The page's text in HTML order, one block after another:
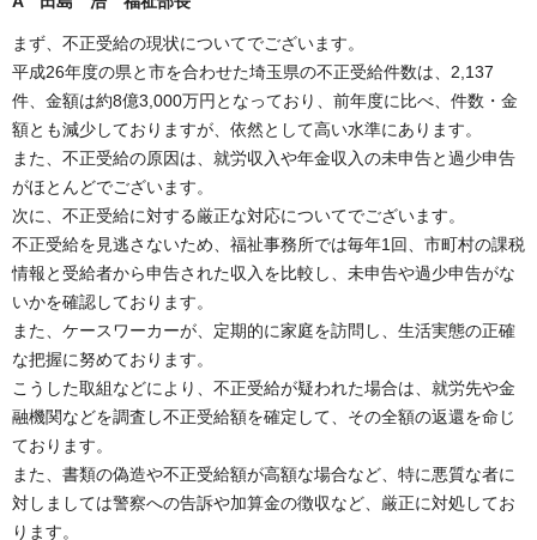
まず、不正受給の現状についてでございます。
平成26年度の県と市を合わせた埼玉県の不正受給件数は、2,137
件、金額は約8億3,000万円となっており、前年度に比べ、件数・金
額とも減少しておりますが、依然として高い水準にあります。
また、不正受給の原因は、就労収入や年金収入の未申告と過少申告
がほとんどでございます。
次に、不正受給に対する厳正な対応についてでございます。
不正受給を見逃さないため、福祉事務所では毎年1回、市町村の課税
情報と受給者から申告された収入を比較し、未申告や過少申告がな
いかを確認しております。
また、ケースワーカーが、定期的に家庭を訪問し、生活実態の正確
な把握に努めております。
こうした取組などにより、不正受給が疑われた場合は、就労先や金
融機関などを調査し不正受給額を確定して、その全額の返還を命じ
ております。
また、書類の偽造や不正受給額が高額な場合など、特に悪質な者に
対しましては警察への告訴や加算金の徴収など、厳正に対処してお
ります。